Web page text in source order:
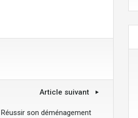
Article suivant
Réussir son déménagement